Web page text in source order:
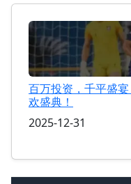
百万投资，千平盛
欢盛典！
2025-12-31